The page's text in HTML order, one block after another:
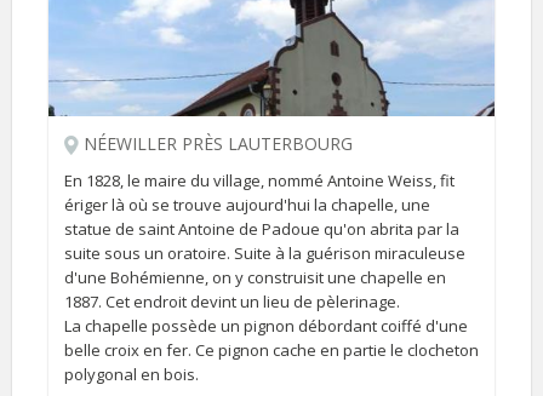
NÉEWILLER PRÈS LAUTERBOURG
En 1828, le maire du village, nommé Antoine Weiss, fit
ériger là où se trouve aujourd'hui la chapelle, une
statue de saint Antoine de Padoue qu'on abrita par la
suite sous un oratoire. Suite à la guérison miraculeuse
d'une Bohémienne, on y construisit une chapelle en
1887. Cet endroit devint un lieu de pèlerinage.
La chapelle possède un pignon débordant coiffé d'une
belle croix en fer. Ce pignon cache en partie le clocheton
polygonal en bois.